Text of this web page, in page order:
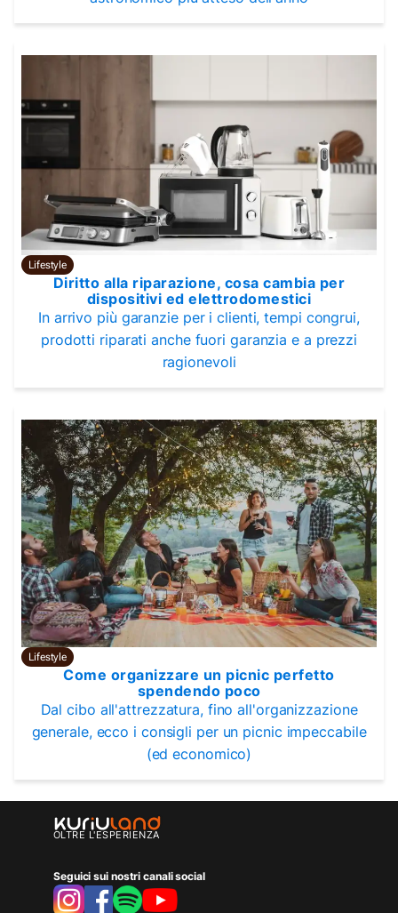
Lifestyle
Diritto alla riparazione, cosa cambia per
dispositivi ed elettrodomestici
In arrivo più garanzie per i clienti, tempi congrui,
prodotti riparati anche fuori garanzia e a prezzi
ragionevoli
Lifestyle
Come organizzare un picnic perfetto
spendendo poco
Dal cibo all'attrezzatura, fino all'organizzazione
generale, ecco i consigli per un picnic impeccabile
(ed economico)
OLTRE L'ESPERIENZA
Seguici sui nostri canali social